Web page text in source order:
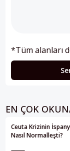
*Tüm alanları
EN ÇOK
Ceuta Krizinin
Nasıl Normalleşti?